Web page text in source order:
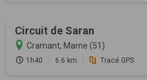
Circuit de Saran
Cramant, Marne (51)
1h40 6.6 km Tracé GPS